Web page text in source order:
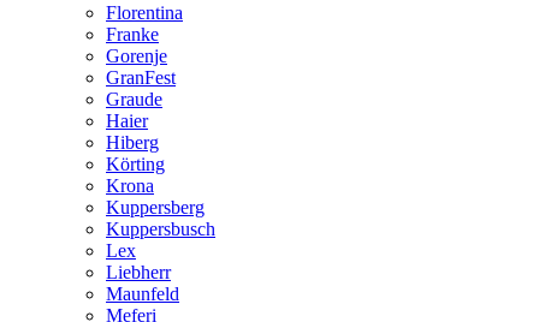
Florentina
Franke
Gorenje
GranFest
Graude
Haier
Hiberg
Körting
Krona
Kuppersberg
Kuppersbusch
Lex
Liebherr
Maunfeld
Meferi